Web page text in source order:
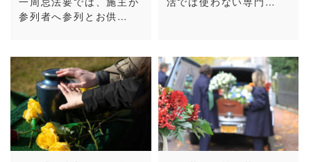
参列者へ参列とお供…